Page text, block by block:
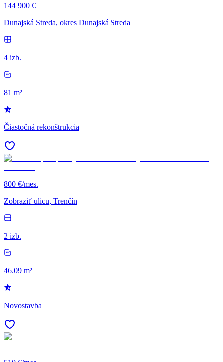
144 900 €
Dunajská Streda, okres Dunajská Streda
4 izb.
81 m²
Čiastočná rekonštrukcia
800 €/mes.
Zobraziť ulicu, Trenčín
2 izb.
46.09 m²
Novostavba